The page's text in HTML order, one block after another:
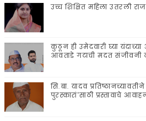
उच्च शिक्षित महिला उतरली
कुठून ही उमेदवारी घ्या
आवताडे गटाची मदत संजीवनी
सि.बा. यादव
पुरस्कारां'साठी प्रस्तावाचे